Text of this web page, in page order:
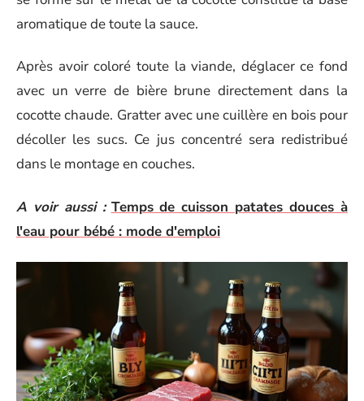
aromatique de toute la sauce.
Après avoir coloré toute la viande, déglacer ce fond
avec un verre de bière brune directement dans la
cocotte chaude. Gratter avec une cuillère en bois pour
décoller les sucs. Ce jus concentré sera redistribué
dans le montage en couches.
A voir aussi : Temps de cuisson patates douces à
l'eau pour bébé : mode d'emploi